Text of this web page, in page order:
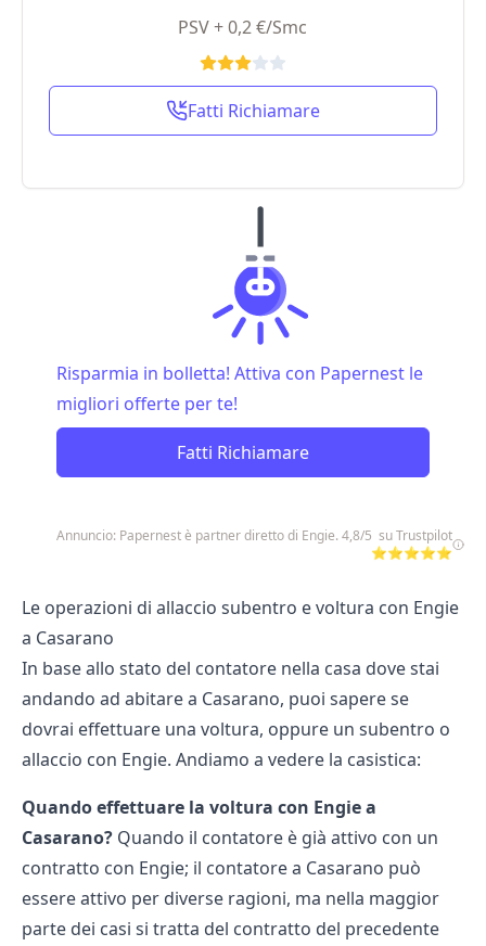
PSV + 0,2 €/Smc
Fatti Richiamare
Risparmia in bolletta! Attiva con Papernest le
migliori offerte per te!
Fatti Richiamare
Annuncio: Papernest è partner diretto di Engie. 4,8/5 su Trustpilot
⭐⭐⭐⭐⭐
Le operazioni di allaccio subentro e voltura con Engie
a Casarano
In base allo stato del contatore nella casa dove stai
andando ad abitare a Casarano, puoi sapere se
dovrai effettuare una voltura, oppure un subentro o
allaccio con Engie. Andiamo a vedere la casistica:
Quando effettuare la voltura con Engie a
Casarano? Quando il contatore è già attivo con un
contratto con Engie; il contatore a Casarano può
essere attivo per diverse ragioni, ma nella maggior
parte dei casi si tratta del contratto del precedente